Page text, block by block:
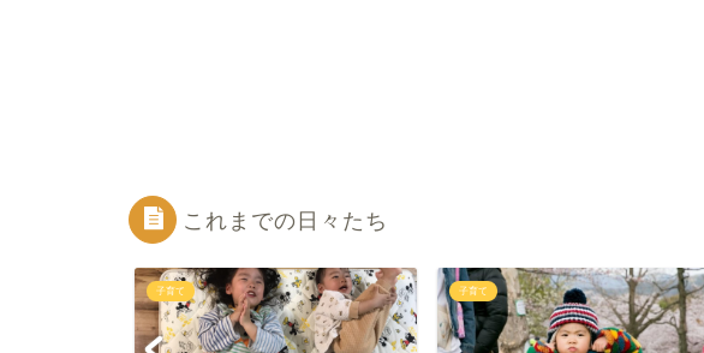
これまでの日々たち
子育て 子育て